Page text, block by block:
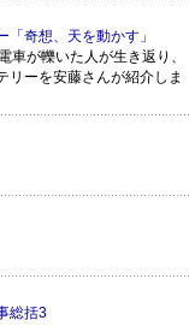
奇想、天を動かす」
が轢いた人が生き返り、
リーを安藤さんが紹介しま
総括3